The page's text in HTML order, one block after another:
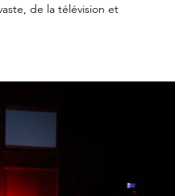
de la télévision et